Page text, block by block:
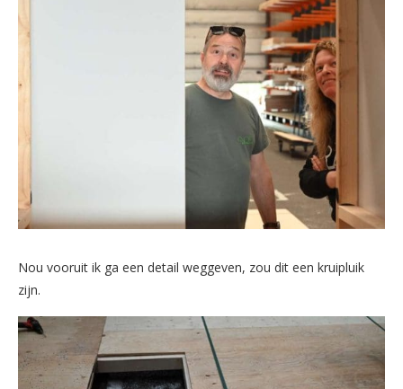
Nou vooruit ik ga een detail weggeven, zou dit een kruipluik
zijn.